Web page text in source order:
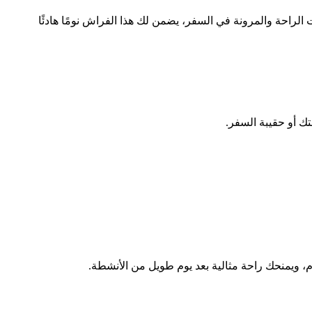
والمرونة في السفر، يضمن لك هذا الفراش نومًا هادئًا
أو حقيبة السفر.
ويمنحك راحة مثالية بعد يوم طويل من الأنشطة.